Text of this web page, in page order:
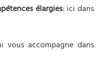
élargies: ici dans
vous accompagne dans